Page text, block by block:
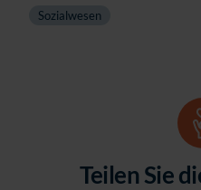
Sozialwesen
Teilen Sie